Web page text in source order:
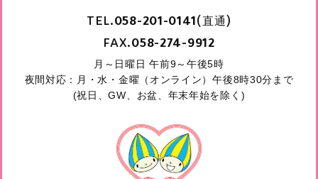
TEL.058-201-0141(直通)
FAX.058-274-9912
月～日曜日 午前9～午後5時
夜間対応：月・水・金曜（オンライン）午後8時30分まで
(祝日、GW、お盆、年末年始を除く)